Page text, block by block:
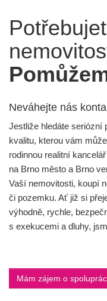
Neváhejte nás
Jestliže hledáte
kvalitu, kterou vám
rodinnou realitní
na Brno město a Brno
Vaší nemovitosti, koupí
či pozemku. Ať již si
výhodně, rychle,
s exekucemi a dluhy,
Mám zájem o